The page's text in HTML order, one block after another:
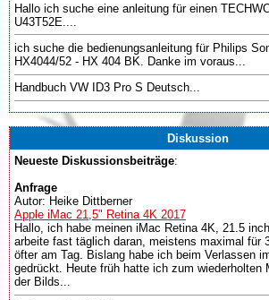
Hallo ich suche eine anleitung für einen
U43T52E....
ich suche die bedienungsanleitung für Philips
HX4044/52 - HX 404 BK. Danke im voraus...
Handbuch VW ID3 Pro S Deutsch...
Diskussion
Neueste Diskussionsbeiträge:
Anfrage
Autor: Heike Dittberner
Apple iMac 21,5" Retina 4K 2017
Hallo, ich habe meinen iMac Retina 4K, 21.5
arbeite fast täglich daran, meistens maximal für
öfter am Tag. Bislang habe ich beim Verlassen
gedrückt. Heute früh hatte ich zum wiederholten
der Bilds...